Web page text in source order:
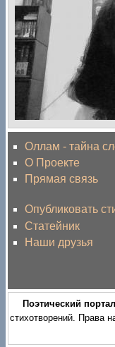
Оллам - тайна
О Проекте
Прямая связь
Опубликовать
Статейник
Наши друзья
Поэтический
стихотворений. Права